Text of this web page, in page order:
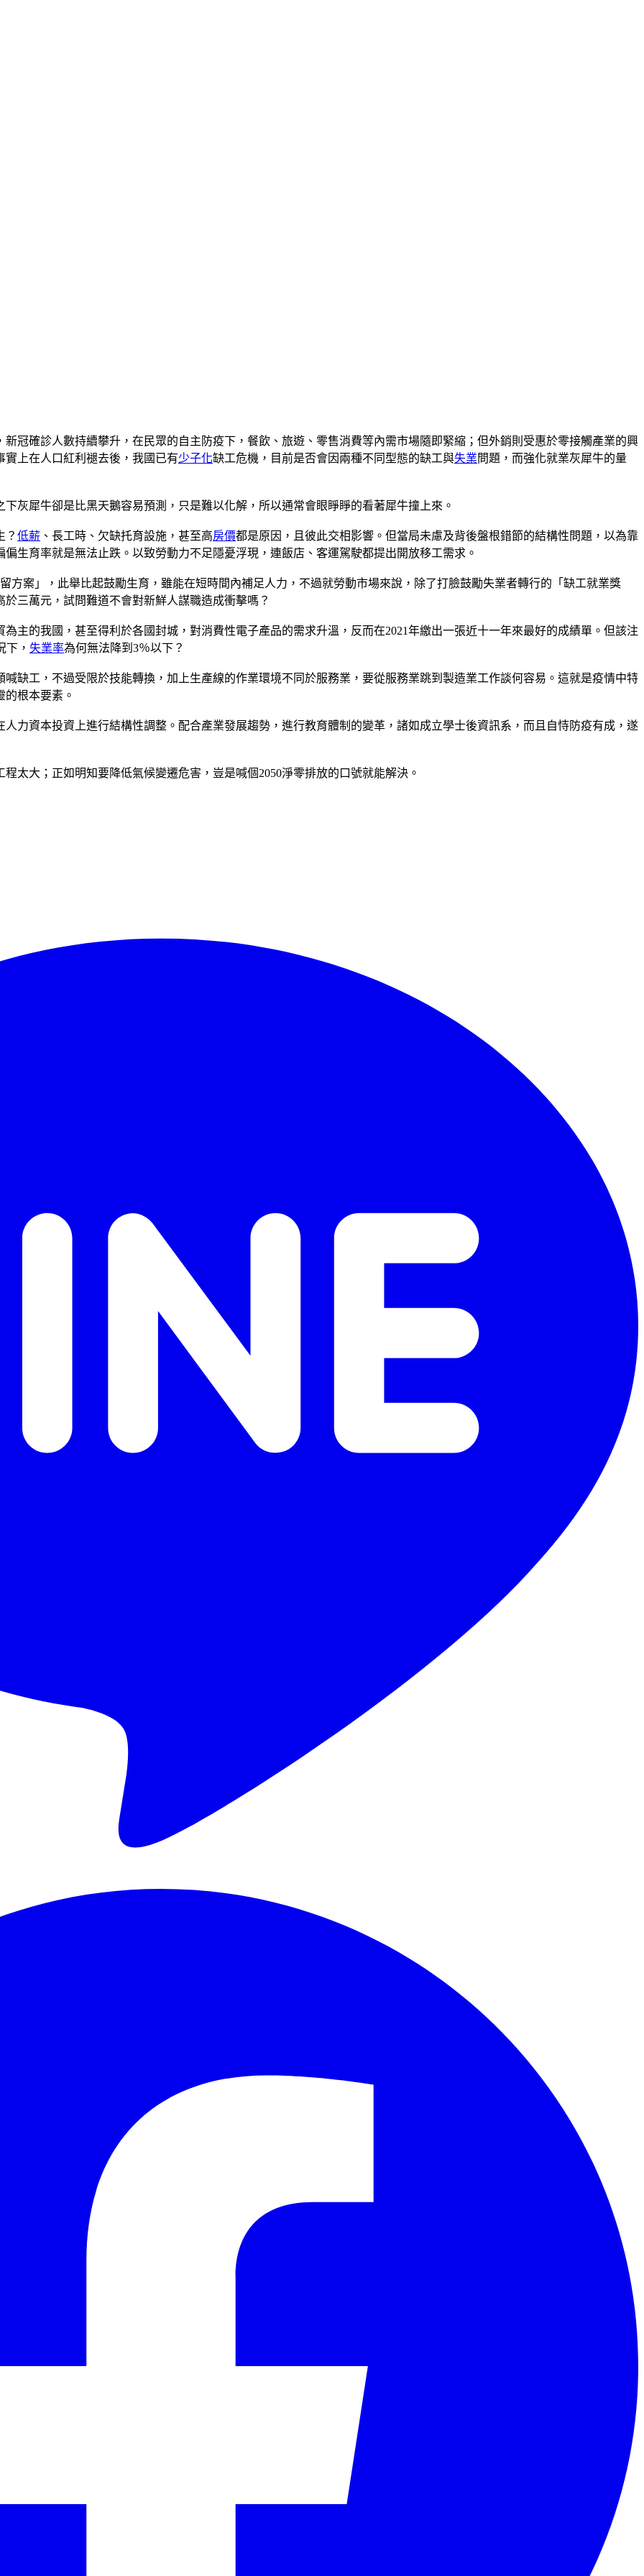
新冠確診人數持續攀升，在民眾的自主防疫下，餐飲、旅遊、零售消費等內需市場隨即緊縮；但外銷則受惠於零接觸產業的興
上在人口紅利褪去後，我國已有少子化缺工危機，目前是否會因兩種不同型態的缺工與失業問題，而強化就業灰犀牛的量
灰犀牛卻是比黑天鵝容易預測，只是難以化解，所以通常會眼睜睜的看著犀牛撞上來。
？ 低薪 、長工時、欠缺托育設施，甚至高房價都是原因，且彼此交相影響。但當局未慮及背後盤根錯節的結構性問題，以為靠
生育率就是無法止跌。以致勞動力不足隱憂浮現，連飯店、客運駕駛都提出開放移工需求。
方案」，此舉比起鼓勵生育，雖能在短時間內補足人力，不過就勞動市場來說，除了打臉鼓勵失業者轉行的「缺工就業獎
三萬元，試問難道不會對新鮮人謀職造成衝擊嗎？
主的我國，甚至得利於各國封城，對消費性電子產品的需求升溫，反而在2021年繳出一張近十一年來最好的成績單。但該注
下， 失業率為何無法降到3％以下？
缺工，不過受限於技能轉換，加上生產線的作業環境不同於服務業，要從服務業跳到製造業工作談何容易。這就是疫情中特
根本要素。
力資本投資上進行結構性調整。配合產業發展趨勢，進行教育體制的變革，諸如成立學士後資訊系，而且自恃防疫有成，遂
太大；正如明知要降低氣候變遷危害，豈是喊個2050淨零排放的口號就能解決。